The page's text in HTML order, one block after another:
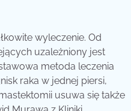
wyleczenie. Od
uzależniony jest
metoda leczenia
raka w jednej piersi,
usuwa się także